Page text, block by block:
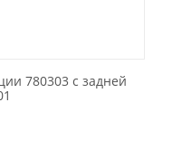
780303 с задней